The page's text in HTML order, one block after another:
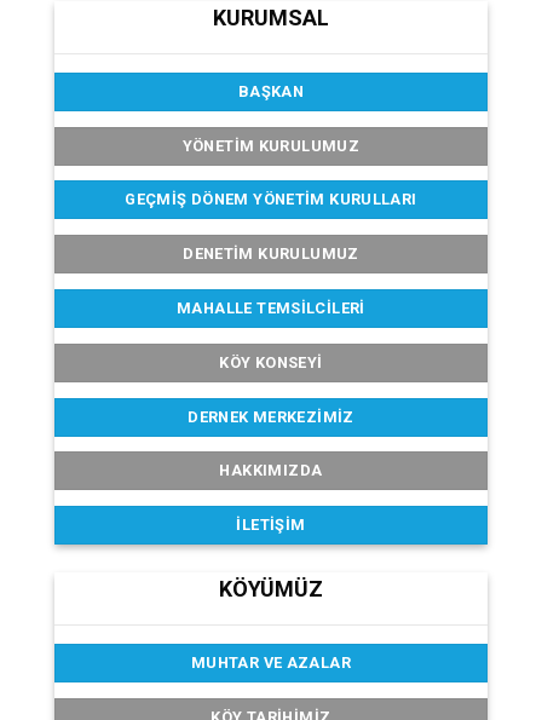
KURUMSAL
BAŞKAN
YÖNETİM KURULUMUZ
GEÇMIŞ DÖNEM YÖNETIM KURULLARI
DENETIM KURULUMUZ
MAHALLE TEMSILCILERI
KÖY KONSEYI
DERNEK MERKEZIMIZ
HAKKIMIZDA
İLETIŞIM
KÖYÜMÜZ
MUHTAR VE AZALAR